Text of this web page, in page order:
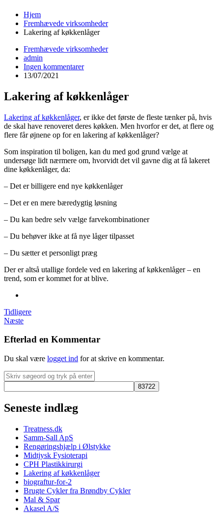
Hjem
Fremhævede virksomheder
Lakering af køkkenlåger
Fremhævede virksomheder
admin
Ingen kommentarer
13/07/2021
Lakering af køkkenlåger
Lakering af køkkenlåger, er ikke det første de fleste tænker på, hvis
de skal have renoveret deres køkken. Men hvorfor er det, at flere og
flere får øjnene op for en lakering af køkkenlåger?
Som inspiration til boligen, kan du med god grund vælge at
undersøge lidt nærmere om, hvorvidt det vil gavne dig at få lakeret
dine køkkenlåger, da:
– Det er billigere end nye køkkenlåger
– Det er en mere bæredygtig løsning
– Du kan bedre selv vælge farvekombinationer
– Du behøver ikke at få nye låger tilpasset
– Du sætter et personligt præg
Der er altså utallige fordele ved en lakering af køkkenlåger – en
trend, som er kommet for at blive.
Tidligere
Næste
Efterlad en Kommentar
Du skal være logget ind for at skrive en kommentar.
Seneste indlæg
Treatness.dk
Samm-Sall ApS
Rengøringshjælp i Ølstykke
Midtjysk Fysioterapi
CPH Plastikkirurgi
Lakering af køkkenlåger
biograftur-for-2
Brugte Cykler fra Brøndby Cykler
Mal & Spar
Akasel A/S